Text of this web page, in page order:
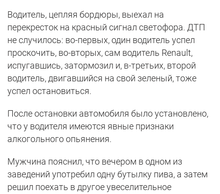
Водитель, цепляя бордюры, выехал на
перекресток на красный сигнал светофора. ДТП
не случилось: во-первых, один водитель успел
проскочить, во-вторых, сам водитель Renault,
испугавшись, затормозил и, в-третьих, второй
водитель, двигавшийся на свой зеленый, тоже
успел остановиться.
После остановки автомобиля было установлено,
что у водителя имеются явные признаки
алкогольного опьянения.
Мужчина пояснил, что вечером в одном из
заведений употребил одну бутылку пива, а затем
решил поехать в другое увеселительное